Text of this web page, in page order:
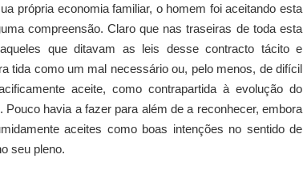
própria economia familiar, o homem foi aceitando esta
compreensão. Claro que nas traseiras de toda esta
que ditavam as leis desse contracto tácito e
tida como um mal necessário ou, pelo menos, de difícil
aceite, como contrapartida à evolução do
havia a fazer para além de a reconhecer, embora
aceites como boas intenções no sentido de
seu pleno.